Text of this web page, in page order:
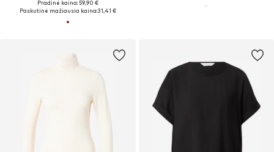
Pradinė kaina: 59,90 €
Paskutinė mažiausia kaina:31,41 €